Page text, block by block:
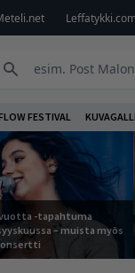
FESTIVAL
vuotta -tapahtuma
– muista myös